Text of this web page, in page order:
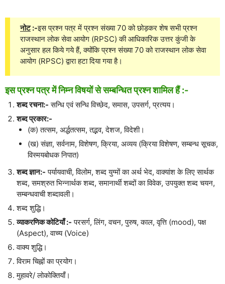
नोट:-इस प्रश्न पत्र में प्रश्न संख्या 70 को छोड़कर शेष सभी प्रश्न
राजस्थान लोक सेवा आयोग (RPSC) की आधिकारिक उत्तर कुंजी के
अनुसार हल किये गये हैं, क्योंकि प्रश्न संख्या 70 को राजस्थान लोक सेवा
आयोग (RPSC) द्वारा हटा दिया गया है।
इस प्रश्न पत्र में निम्न विषयों से सम्बन्धित प्रश्न शामिल हैं :-
शब्द रचना:- सन्धि एवं सन्धि विच्छेद, समास, उपसर्ग, प्रत्यय।
शब्द प्रकार:-
(क) तत्सम, अर्द्धतत्सम, तद्भव, देशज, विदेशी।
(ख) संज्ञा, सर्वनाम, विशेषण, क्रिया, अव्यय (क्रिया विशेषण, सम्बन्ध सूचक,
विस्मयबोधक निपात)
शब्द ज्ञान:- पर्यायवाची, विलोम, शब्द युग्मों का अर्थ भेद, वाक्यांश के लिए सार्थक
शब्द, समश्रुत भिन्नार्थक शब्द, समानार्थी शब्दों का विवेक, उपयुक्त शब्द चयन,
सम्बन्धवाची शब्दावली।
शब्द शुद्धि।
व्याकरणिक कोटियाँ :- परसर्ग, लिंग, वचन, पुरुष, काल, वृत्ति (mood), पक्ष
(Aspect), वाच्य (Voice)
वाक्य शुद्धि।
विराम चिह्नों का प्रयोग।
मुहावरे/ लोकोक्तियाँ।